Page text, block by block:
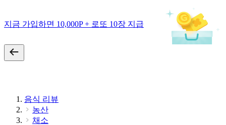
지금 가입하면 10,000P + 로또 10장 지급
음식 리뷰
농산
채소